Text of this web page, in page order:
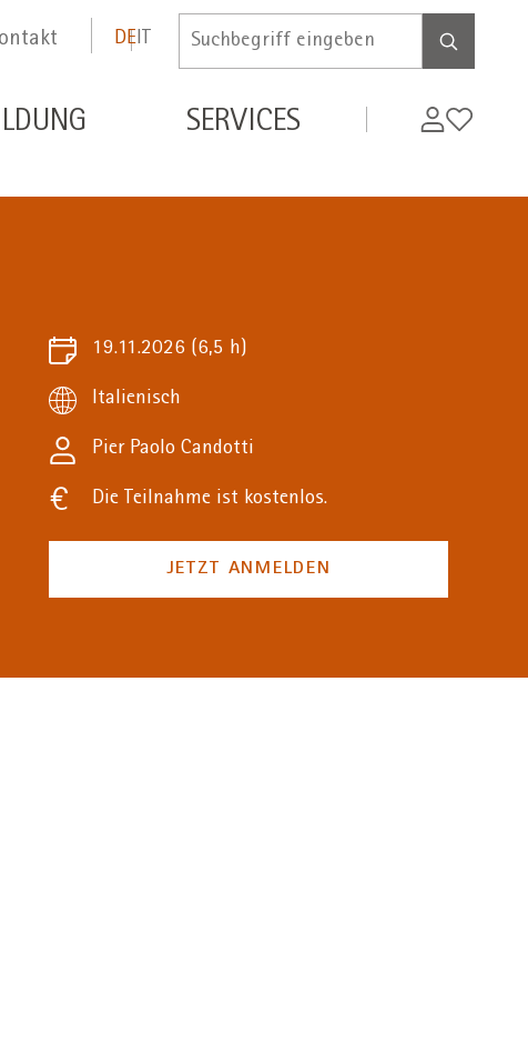
DEIT
Inserire
di
ricerca
SERVICES MyWifi
19.11.2026 (6,5 h)
Italienisch
Pier Paolo Candotti
Die Teilnahme ist kostenlos.
JETZT ANMELDEN